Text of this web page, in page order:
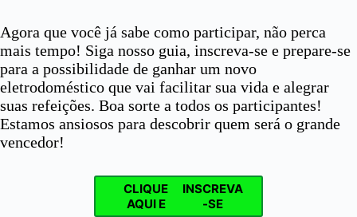
Agora que você já sabe como participar, não perca
mais tempo! Siga nosso guia, inscreva-se e prepare-se
para a possibilidade de ganhar um novo
eletrodoméstico que vai facilitar sua vida e alegrar
suas refeições. Boa sorte a todos os participantes!
Estamos ansiosos para descobrir quem será o grande
vencedor!
CLIQUE
AQUI E
INSCREVA
-SE